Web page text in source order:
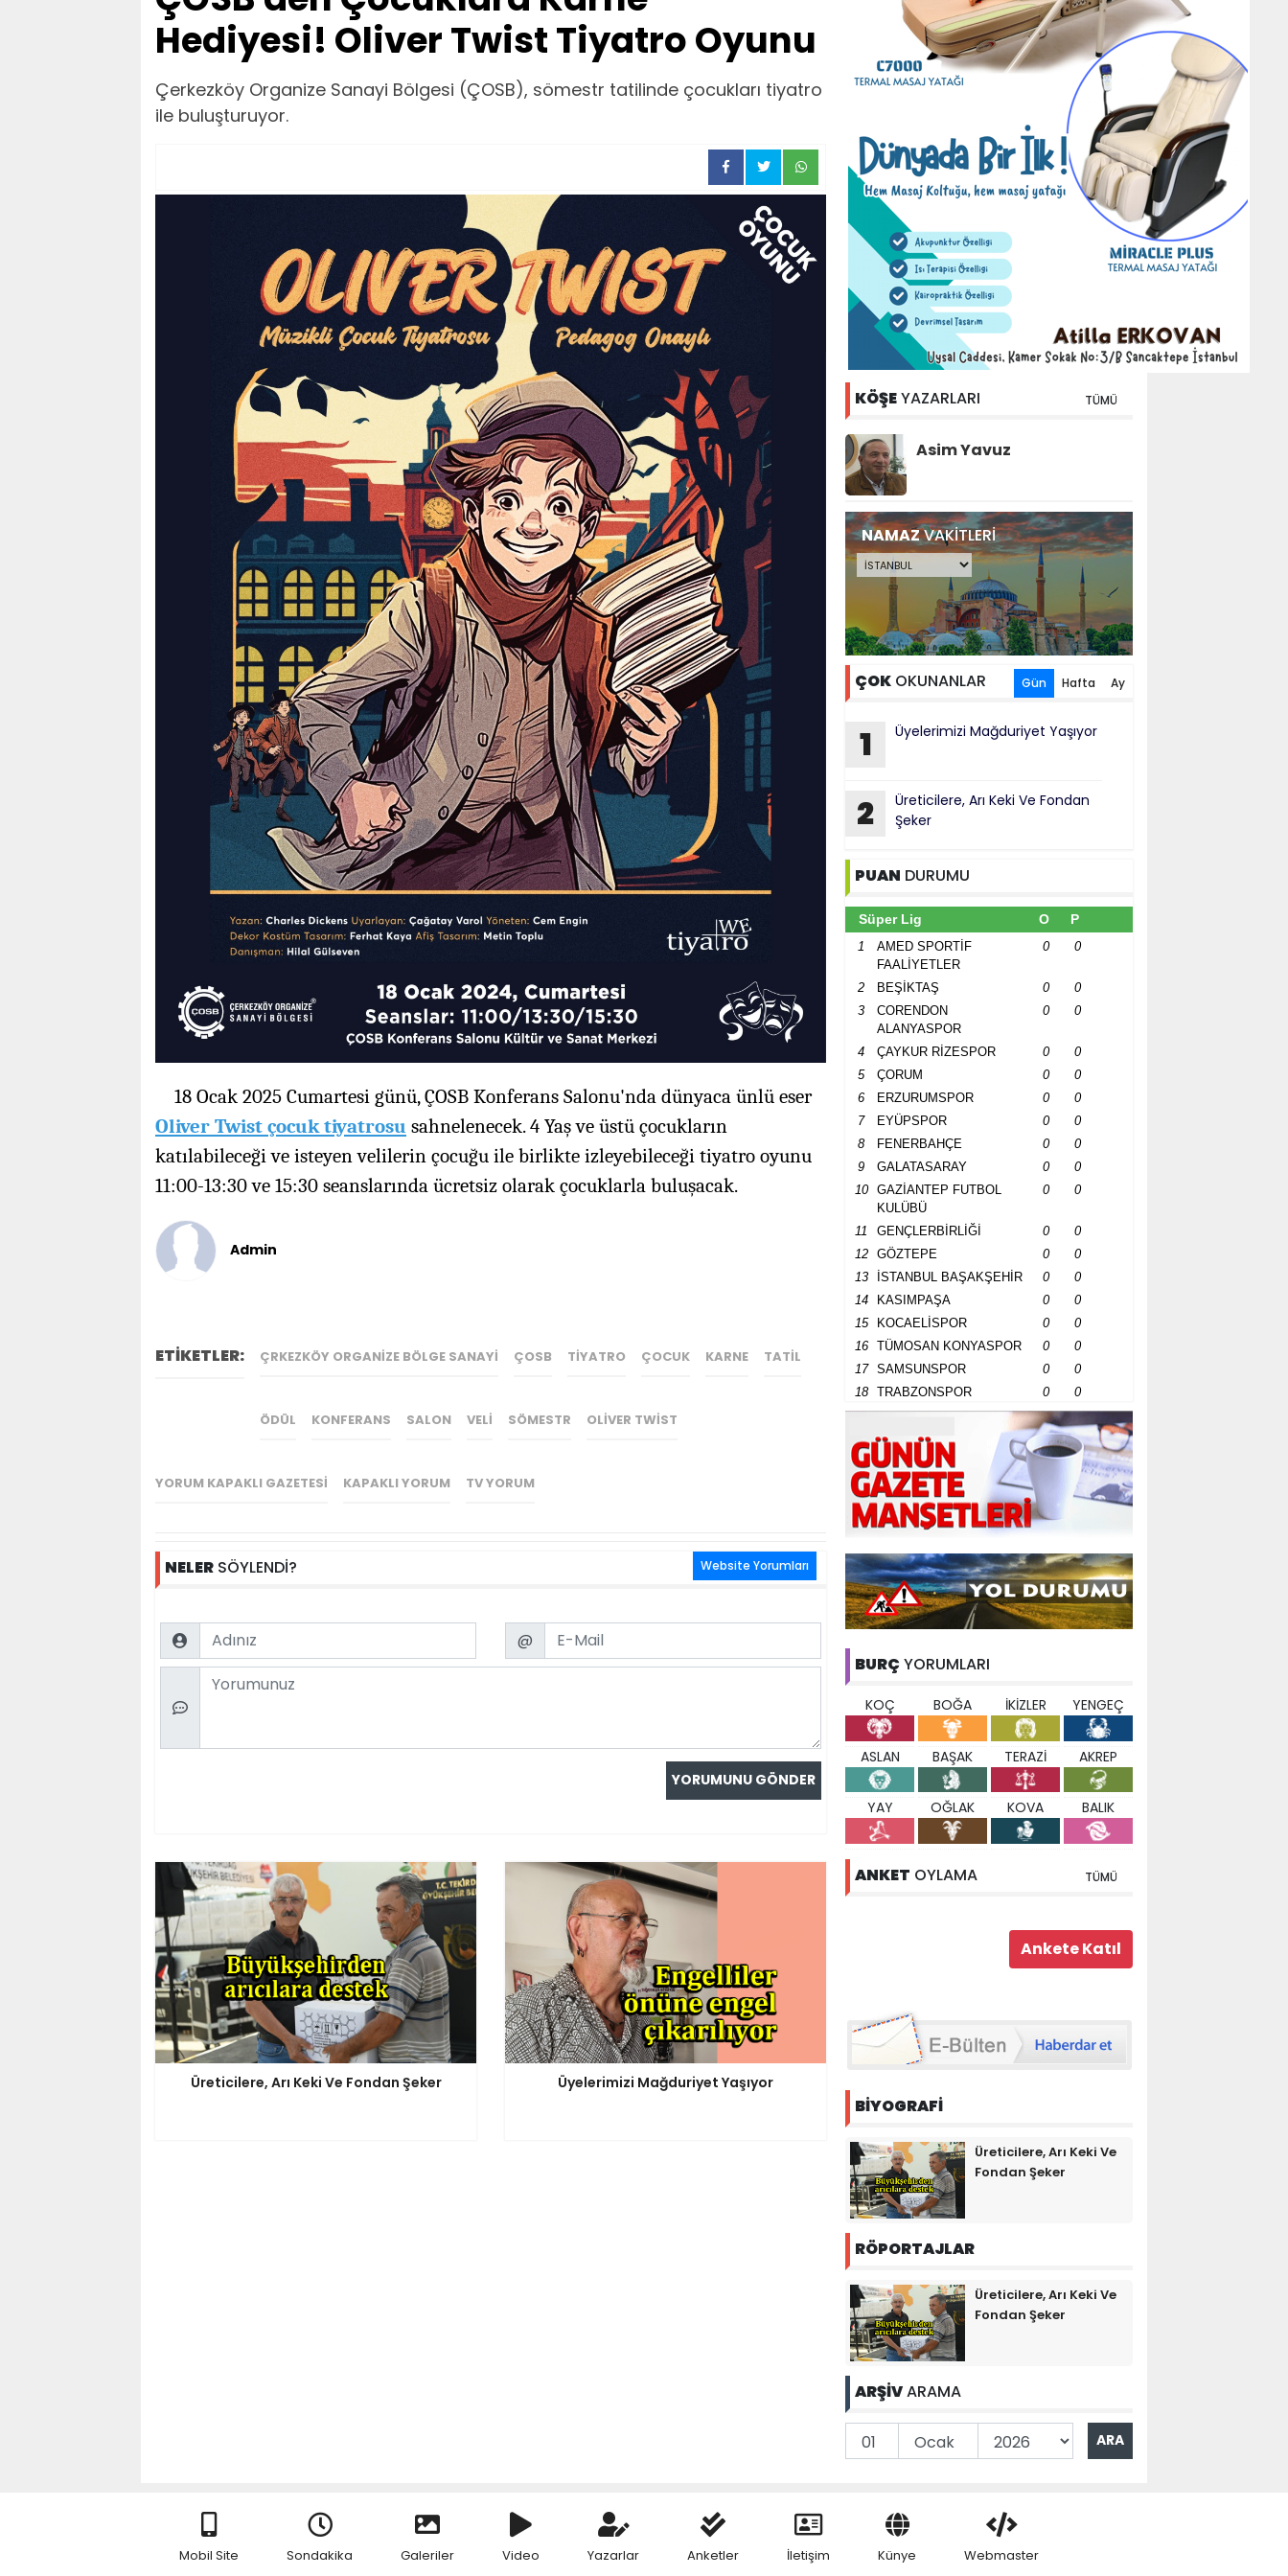
Hediyesi! Oliver Twist Tiyatro Oyunu
Çerkezköy Organize Sanayi Bölgesi (ÇOSB), sömestr tatilinde çocukları tiyatro
ile buluşturuyor.
18 Ocak 2025 Cumartesi günü, ÇOSB Konferans Salonu'nda dünyaca ünlü eser
Oliver Twist çocuk tiyatrosu sahnelenecek. 4 Yaş ve üstü çocukların
katılabileceği ve isteyen velilerin çocuğu ile birlikte izleyebileceği tiyatro oyunu
11:00-13:30 ve 15:30 seanslarında ücretsiz olarak çocuklarla buluşacak.
Admin
ETİKETLER: ÇRKEZKÖY ORGANIZE BÖLGE SANAYI ÇOSB TIYATRO ÇOCUK KARNE TATIL
ÖDÜL KONFERANS SALON VELI SÖMESTR OLIVER TWIST
YORUM KAPAKLI GAZETESI KAPAKLI YORUM TV YORUM
NELER SÖYLENDİ? Website Yorumları
Name Email
@
Comment
Üreticilere, Arı Keki Ve Fondan Şeker Üyelerimizi Mağduriyet Yaşıyor
KÖŞEYAZARLARI TÜMÜ
Asim Yavuz
NAMAZVAKİTLERİ
ÇOK OKUNANLAR Gün Hafta Ay
1 Üyelerimizi Mağduriyet Yaşıyor
2
Üreticilere, Arı Keki Ve Fondan
Şeker
PUAN DURUMU
Süper Lig O P
1
AMED SPORTİF
FAALİYETLER
0 0
2 BEŞİKTAŞ 0
0
3
CORENDON
ALANYASPOR
0 0
4 ÇAYKUR RİZESPOR 0
0
5
ÇORUM 0
0
6
ERZURUMSPOR 0
0
7
EYÜPSPOR 0
0
8
FENERBAHÇE 0
0
9
GALATASARAY 0
0
10
GAZİANTEP FUTBOL
KULÜBÜ
0 0
11 GENÇLERBİRLİĞİ 0
0
12
GÖZTEPE 0
0
13
İSTANBUL BAŞAKŞEHİR 0
0
14
KASIMPAŞA 0
0
15
KOCAELİSPOR 0
0
16
TÜMOSAN KONYASPOR 0
0
17
SAMSUNSPOR 0
0
18
TRABZONSPOR 0 0
BURÇ YORUMLARI
KOÇ BOĞA İKİZLER YENGEÇ
ASLAN BAŞAK TERAZİ AKREP
YAY OĞLAK KOVA BALIK
ANKET OYLAMA TÜMÜ
BİYOGRAFİ
Üreticilere, Arı Keki Ve
Fondan Şeker
RÖPORTAJLAR
Üreticilere, Arı Keki Ve
Fondan Şeker
ARŞİVARAMA
Mobil Site Sondakika Galeriler Video Yazarlar Anketler İletişim Künye Webmaster